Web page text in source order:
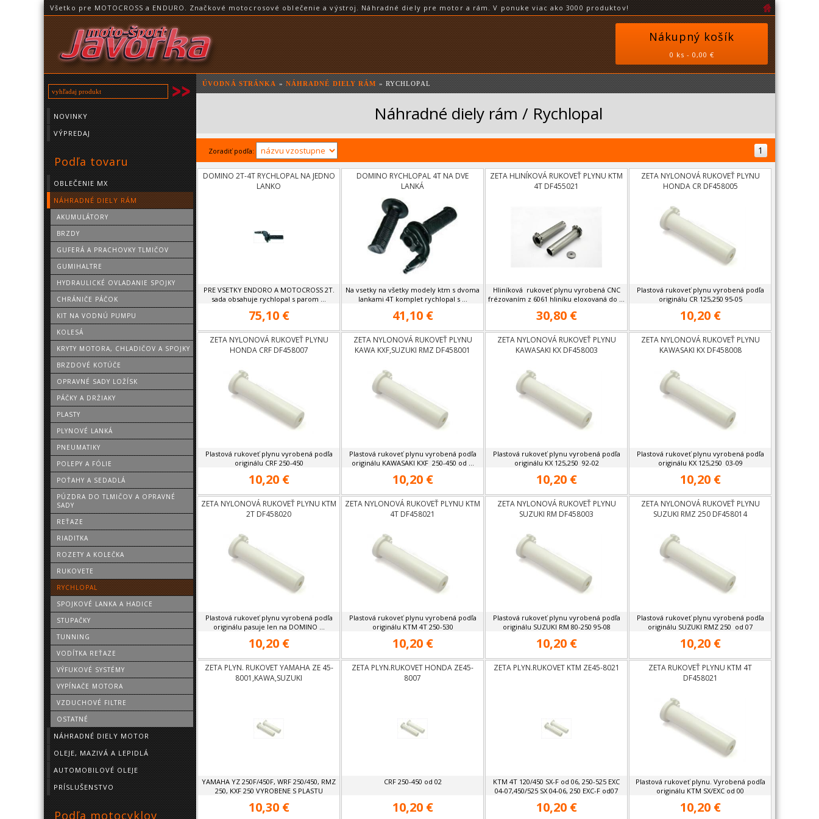
Všetko pre MOTOCROSS a ENDURO. Značkové motocrosové oblečenie a výstroj. Náhradné diely pre motor a rám. V ponuke viac ako 3000 produktov!
Nákupný košík
0 ks - 0,00 €
NOVINKY
VÝPREDAJ
Podľa tovaru
OBLEČENIE MX
NÁHRADNÉ DIELY RÁM
AKUMULÁTORY
BRZDY
GUFERÁ A PRACHOVKY TLMIČOV
GUMIHALTRE
HYDRAULICKÉ OVLADANIE SPOJKY
CHRÁNIČE PÁČOK
KIT NA VODNÚ PUMPU
KOLESÁ
KRYTY MOTORA, CHLADIČOV A SPOJKY
BRZDOVÉ KOTÚČE
OPRAVNÉ SADY LOŽÍSK
PÁČKY A DRŽIAKY
PLASTY
PLYNOVÉ LANKÁ
PNEUMATIKY
POLEPY A FÓLIE
POŤAHY A SEDADLÁ
PÚZDRA DO TLMIČOV A OPRAVNÉ
SADY
REŤAZE
RIADITKA
ROZETY A KOLEČKA
RUKOVETE
RYCHLOPAL
SPOJKOVÉ LANKA A HADICE
STUPAČKY
TUNNING
VODÍTKA REŤAZE
VÝFUKOVÉ SYSTÉMY
VYPÍNAČE MOTORA
VZDUCHOVÉ FILTRE
OSTATNÉ
NÁHRADNÉ DIELY MOTOR
OLEJE, MAZIVÁ A LEPIDLÁ
AUTOMOBILOVÉ OLEJE
PRÍSLUŠENSTVO
Podľa motocyklov
ÚVODNÁ STRÁNKA » NÁHRADNÉ DIELY RÁM » RYCHLOPAL
Náhradné diely rám / Rychlopal
Zoradiť podľa: 1
DOMINO 2T-4T RYCHLOPAL NA JEDNO
LANKO
PRE VSETKY ENDORO A MOTOCROSS 2T.
sada obsahuje rychlopal s parom ...
75,10 €
DOMINO RYCHLOPAL 4T NA DVE
LANKÁ
Na vsetky na všetky modely ktm s dvoma
lankami 4T komplet rychlopal s ...
41,10 €
ZETA HLINÍKOVÁ RUKOVEŤ PLYNU KTM
4T DF455021
Hliníková rukoveť plynu vyrobená CNC
frézovaním z 6061 hliníku eloxovaná do ...
30,80 €
ZETA NYLONOVÁ RUKOVEŤ PLYNU
HONDA CR DF458005
Plastová rukoveť plynu vyrobená podľa
originálu CR 125,250 95-05
10,20 €
ZETA NYLONOVÁ RUKOVEŤ PLYNU
HONDA CRF DF458007
Plastová rukoveť plynu vyrobená podľa
originálu CRF 250-450
10,20 €
ZETA NYLONOVÁ RUKOVEŤ PLYNU
KAWA KXF,SUZUKI RMZ DF458001
Plastová rukoveť plynu vyrobená podľa
originálu KAWASAKI KXF 250-450 od ...
10,20 €
ZETA NYLONOVÁ RUKOVEŤ PLYNU
KAWASAKI KX DF458003
Plastová rukoveť plynu vyrobená podľa
originálu KX 125,250 92-02
10,20 €
ZETA NYLONOVÁ RUKOVEŤ PLYNU
KAWASAKI KX DF458008
Plastová rukoveť plynu vyrobená podľa
originálu KX 125,250 03-09
10,20 €
ZETA NYLONOVÁ RUKOVEŤ PLYNU KTM
2T DF458020
Plastová rukoveť plynu vyrobená podľa
originálu pasuje len na DOMINO ...
10,20 €
ZETA NYLONOVÁ RUKOVEŤ PLYNU KTM
4T DF458021
Plastová rukoveť plynu vyrobená podľa
originálu KTM 4T 250-530
10,20 €
ZETA NYLONOVÁ RUKOVEŤ PLYNU
SUZUKI RM DF458003
Plastová rukoveť plynu vyrobená podľa
originálu SUZUKI RM 80-250 95-08
10,20 €
ZETA NYLONOVÁ RUKOVEŤ PLYNU
SUZUKI RMZ 250 DF458014
Plastová rukoveť plynu vyrobená podľa
originálu SUZUKI RMZ 250 od 07
10,20 €
ZETA PLYN. RUKOVET YAMAHA ZE 45-
8001,KAWA,SUZUKI
YAMAHA YZ 250F/450F, WRF 250/450, RMZ
250, KXF 250 VYROBENE S PLASTU
10,30 €
ZETA PLYN.RUKOVET HONDA ZE45-
8007
CRF 250-450 od 02
10,20 €
ZETA PLYN.RUKOVET KTM ZE45-8021
KTM 4T 120/450 SX-F od 06, 250-525 EXC
04-07,450/525 SX 04-06, 250 EXC-F od07
10,20 €
ZETA RUKOVEŤ PLYNU KTM 4T
DF458021
Plastová rukoveť plynu. Vyrobená podľa
originálu KTM SX/EXC od 00
10,20 €